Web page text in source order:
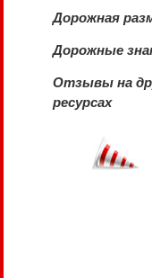
Дорожная
Дорожные
Отзывы на
ресурсах